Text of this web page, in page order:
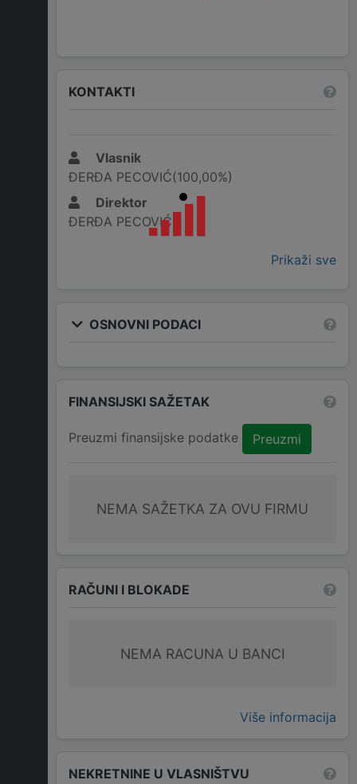
KONTAKTI
Vlasnik
ĐERĐA PECOVIĆ(100,00%)
Direktor
ĐERĐA PECOVIĆ
Prikaži sve
OSNOVNI PODACI
FINANSIJSKI SAŽETAK
Preuzmi finansijske podatke Preuzmi
NEMA SAŽETKA ZA OVU FIRMU
RAČUNI I BLOKADE
NEMA RACUNA U BANCI
Više informacija
NEKRETNINE U VLASNIŠTVU